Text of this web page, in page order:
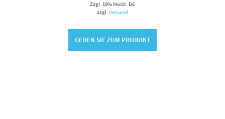
Zzgl. 19% MwSt. DE
zzgl.Versand
GEHEN SIE ZUM PRODUKT